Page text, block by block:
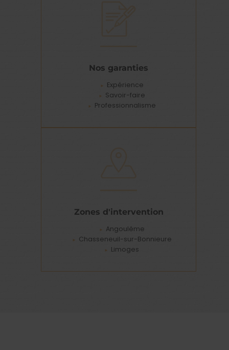
Nos garanties
Expérience
Savoir-faire
Professionnalisme
Zones d'intervention
Angoulême
Chasseneuil-sur-Bonnieure
Limoges